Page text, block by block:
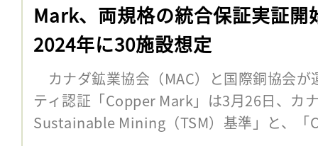
Mark、両規格の統合保証実証開
2024年に30施設想定
カナダ鉱業協会（MAC）と国際銅協会が
ティ認証「Copper Mark」は3月26日、カ
Sustainable Mining（TSM）基準」と、